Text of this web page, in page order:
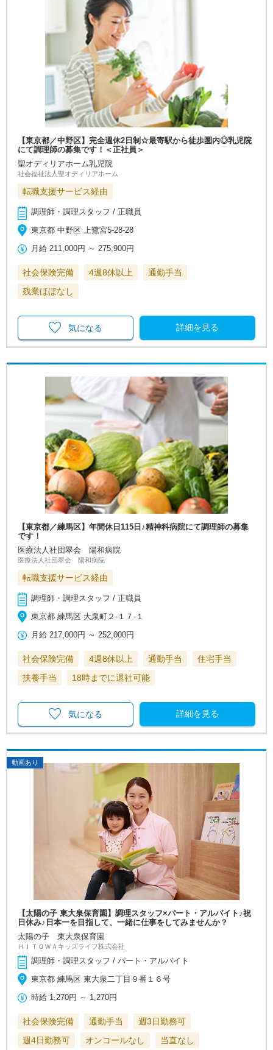
【東京都／中野区】完全週休2日制☆最寄駅から徒歩圏内◎乳児院
にて調理師の募集です！＜正社員＞
聖オディリアホーム乳児院
社会福祉法人聖オディリアホーム
転職支援サービス経由
調理師・調理スタッフ / 正職員
東京都 中野区 上鷺宮5-28-28
月給 211,000円 ～275,900円
社会保険完備 4週8休以上
通勤手当
残業ほぼなし
詳細を見る
気になる
【東京都／練馬区】年間休日115日♪精神科病院にて調理師の募集
です！
医療法人社団翠会 陽和病院
医療法人社団翠会 陽和病院
転職支援サービス経由
調理師・調理スタッフ / 正職員
東京都 練馬区 大泉町２-１７-１
月給 217,000円 ～252,000円
社会保険完備 4週8休以上 通勤手当
住宅手当
扶養手当
18時までに退社可能
詳細を見る
気になる
動画あり
【太陽の子 東大泉保育園】調理スタッフ×パート・アルバイト♪祝
日休み♪日本一を目指して、一緒に仕事をしてみませんか？
太陽の子 東大泉保育園
ＨＩＴＯＷＡキッズライフ株式会社
調理師・調理スタッフ / パート・アルバイト
東京都 練馬区 東大泉二丁目９番１６号
時給 1,270円 ～ 1,270円
社会保険完備 通勤手当
週3日勤務可
週4日勤務可
オンコールなし 当直なし